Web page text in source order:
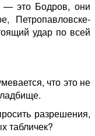
— это Бодров, они
Петропавловске-
удар по всей
что это не
разрешения,
табличек?